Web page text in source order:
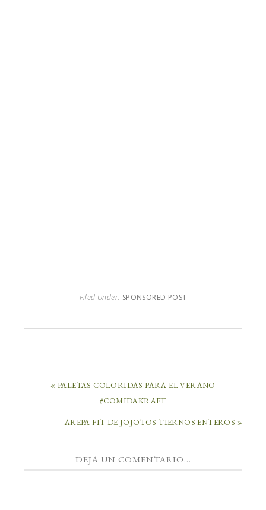
Filed Under: SPONSORED POST
« PALETAS COLORIDAS PARA EL VERANO
#COMIDAKRAFT
AREPA FIT DE JOJOTOS TIERNOS ENTEROS »
DEJA UN COMENTARIO...